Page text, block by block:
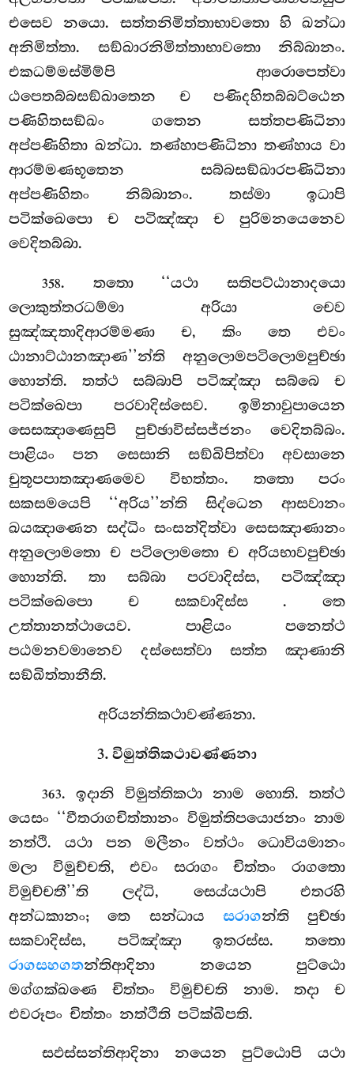
එසෙව නයො. සත්තනිමිත්තාභාවතො හි ඛන්ධා
අනිමිත්තා. සඞ්ඛාරනිමිත්තාභාවතො නිබ්බානං.
එකධම්මස්මිම්පි ආරොපෙත්වා
ඨපෙතබ්බසඞ්ඛාතෙන ච පණිදහිතබ්බට්ඨෙන
පණිහිතසඞ්ඛං ගතෙන සත්තපණිධිනා
අප්පණිහිතා ඛන්ධා. තණ්හාපණිධිනා තණ්හාය වා
ආරම්මණභූතෙන සබ්බසඞ්ඛාරපණිධිනා
අප්පණිහිතං නිබ්බානං. තස්මා ඉධාපි
පටික්ඛෙපො ච පටිඤ්ඤා ච පුරිමනයෙනෙව
වෙදිතබ්බා.
358. තතො ‘‘යථා සතිපට්ඨානාදයො
ලොකුත්තරධම්මා අරියා චෙව
සුඤ්ඤතාදිආරම්මණා ච, කිං තෙ එවං
ඨානාට්ඨානඤාණ’’න්ති අනුලොමපටිලොමපුච්ඡා
හොන්ති. තත්ථ සබ්බාපි පටිඤ්ඤා සබ්බෙ ච
පටික්ඛෙපා පරවාදිස්සෙව. ඉමිනාවුපායෙන
සෙසඤාණෙසුපි පුච්ඡාවිස්සජ්ජනං වෙදිතබ්බං.
පාළියං පන සෙසානි සඞ්ඛිපිත්වා අවසානෙ
චුතූපපාතඤාණමෙව විභත්තං. තතො පරං
සකසමයෙපි ‘‘අරිය’’න්ති සිද්ධෙන ආසවානං
ඛයඤාණෙන සද්ධිං සංසන්දිත්වා සෙසඤාණානං
අනුලොමතො ච පටිලොමතො ච අරියභාවපුච්ඡා
හොන්ති. තා සබ්බා පරවාදිස්ස, පටිඤ්ඤා
පටික්ඛෙපො ච සකවාදිස්ස. තෙ
උත්තානත්ථායෙව. පාළියං පනෙත්ථ
පඨමනවමානෙව දස්සෙත්වා සත්ත ඤාණානි
සඞ්ඛිත්තානීති.
අරියන්තිකථාවණ්ණනා.
3. විමුත්තිකථාවණ්ණනා
363. ඉදානිවිමුත්තිකථා නාම හොති. තත්ථ
යෙසං ‘‘වීතරාගචිත්තානං විමුත්තිපයොජනං නාම
නත්ථි. යථා පන මලීනං වත්ථං ධොවියමානං
මලා විමුච්චති, එවං සරාගං චිත්තං රාගතො
විමුච්චතී’’ති ලද්ධි, සෙය්යථාපි එතරහි
අන්ධකානං; තෙ සන්ධාය සරාගන්ති පුච්ඡා
සකවාදිස්ස, පටිඤ්ඤා ඉතරස්ස. තතො
රාගසහගතන්තිආදිනා නයෙන පුට්ඨො
මග්ගක්ඛණෙ චිත්තං විමුච්චති නාම. තදා ච
එවරූපං චිත්තං නත්ථීති පටික්ඛිපති.
සඵස්සන්තිආදිනා නයෙන පුට්ඨොපි යථා